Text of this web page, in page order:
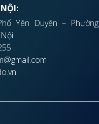
Yên Duyên – Phường